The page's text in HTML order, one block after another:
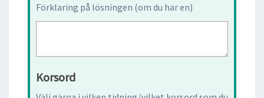
Förklaring på lösningen (om du har en)
Korsord